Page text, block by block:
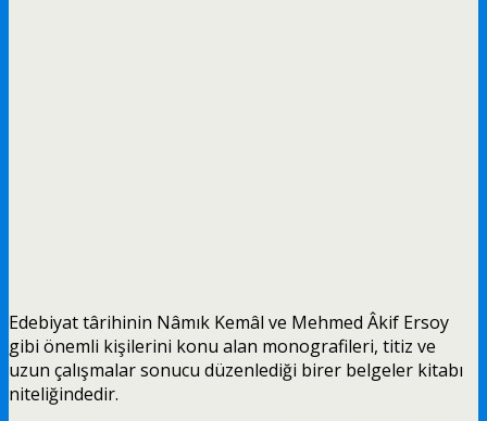
Edebiyat târihinin Nâmık Kemâl ve Mehmed Âkif Ersoy
gibi önemli kişilerini konu alan monografileri, titiz ve
uzun çalışmalar sonucu düzenlediği birer belgeler kitabı
niteliğindedir.